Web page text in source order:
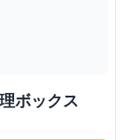
ボックス